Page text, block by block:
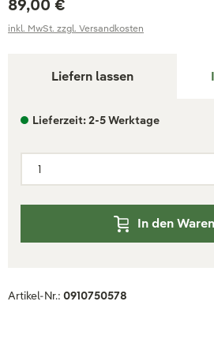
89,00 €
inkl. MwSt. zzgl. Versandkosten
Liefern lassen
Lieferzeit: 2-5 Werktage
In den
Artikel-Nr.: 0910750578